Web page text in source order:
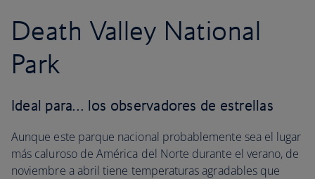
Death Valley National
Park
Ideal para… los observadores de estrellas
Aunque este parque nacional probablemente sea el lugar
más caluroso de América del Norte durante el verano, de
noviembre a abril tiene temperaturas agradables que